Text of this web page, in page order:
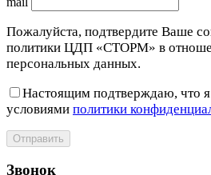
Пожалуйста, подтвердите Ваше
политики ЦДП «СТОРМ» в
персональных данных.
Настоящим подтверждаю, что я
условиями политики
Отправить
Звонок